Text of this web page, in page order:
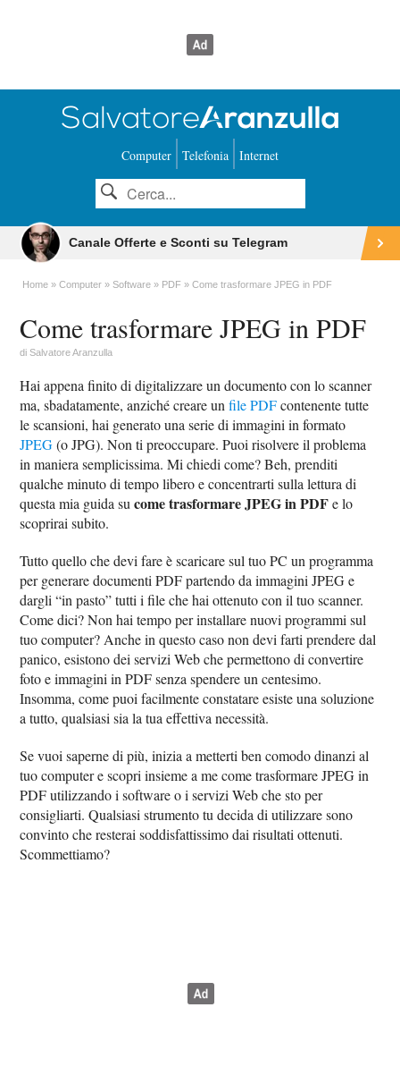
Computer Telefonia Internet
Canale Offerte e Sconti su Telegram
Home Computer Software PDF Come trasformare JPEG in PDF
Come trasformare JPEG in PDF
diSalvatore Aranzulla
Hai appena finito di digitalizzare un documento con lo scanner
ma, sbadatamente, anziché creare unfile PDFcontenente tutte
le scansioni, hai generato una serie di immagini in formato
JPEG(o JPG). Non ti preoccupare. Puoi risolvere il problema
in maniera semplicissima. Mi chiedi come? Beh, prenditi
qualche minuto di tempo libero e concentrarti sulla lettura di
questa mia guida sucome trasformare JPEG in PDFe lo
scoprirai subito.
Tutto quello che devi fare è scaricare sul tuo PC un programma
per generare documenti PDF partendo da immagini JPEG e
dargli “in pasto” tutti i file che hai ottenuto con il tuo scanner.
Come dici? Non hai tempo per installare nuovi programmi sul
tuo computer? Anche in questo caso non devi farti prendere dal
panico, esistono dei servizi Web che permettono di convertire
foto e immagini in PDF senza spendere un centesimo.
Insomma, come puoi facilmente constatare esiste una soluzione
a tutto, qualsiasi sia la tua effettiva necessità.
Se vuoi saperne di più, inizia a metterti ben comodo dinanzi al
tuo computer e scopri insieme a me come trasformare JPEG in
PDF utilizzando i software o i servizi Web che sto per
consigliarti. Qualsiasi strumento tu decida di utilizzare sono
convinto che resterai soddisfattissimo dai risultati ottenuti.
Scommettiamo?